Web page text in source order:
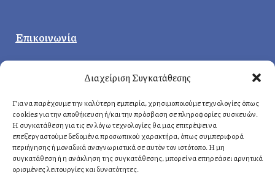
Διαχείριση Συγκατάθεσης
Για να παρέχουμε την καλύτερη εμπειρία, χρησιμοποιούμε τεχνολογίες όπως
cookies για την αποθήκευση ή/και την πρόσβαση σε πληροφορίες συσκευών.
Η συγκατάθεση για τις εν λόγω τεχνολογίες θα μας επιτρέψει να
επεξεργαστούμε δεδομένα προσωπικού χαρακτήρα, όπως συμπεριφορά
περιήγησης ή μοναδικά αναγνωριστικά σε αυτόν τον ιστότοπο. Η μη
συγκατάθεση ή η ανάκληση της συγκατάθεσης, μπορεί να επηρεάσει αρνητικά
ορισμένες λειτουργίες και δυνατότητες.
Επικοινωνία
Δερβενακίων 1, 14121 Ηράκλειο
Αττική, Ελλάδα
Αθήνα: +30 210 8814876
Κρήτη: +30 2810 258703